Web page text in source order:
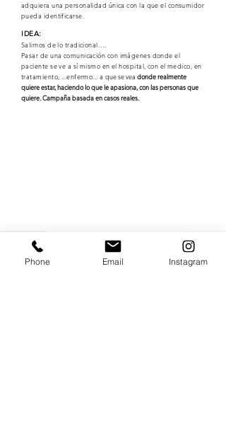
IDEA:
Salirnos de lo tradicional….
Pasar deuna comunicación con imágenes donde el
paciente se ve a sí mismo en el hospital, con el medico, en
tratamiento, ...enfermo... a que se vea donde realmente
quiere estar, haciendo lo que le apasiona, con las personas que
quiere. Campaña basada en casos reales.
adquiera una personalidad única con la que el consumidor
pueda identificarse.
Phone Email Instagram